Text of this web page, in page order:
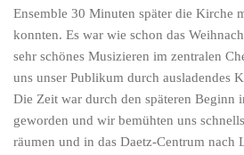
Ensemble 30 Minuten später die Kirche
konnten. Es war wie schon das
sehr schönes Musizieren im zentralen
uns unser Publikum durch ausladendes
Die Zeit war durch den späteren Beginn
geworden und wir bemühten uns
räumen und in das Daetz-Centrum nach